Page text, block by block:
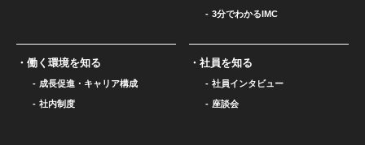
3分でわかるIMC
働く環境を知る
成長促進・キャリア構成
社内制度
社員を知る
社員インタビュー
座談会